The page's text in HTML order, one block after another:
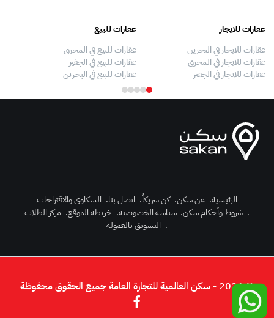
عقارات للايجار
عقارات للايجار في البحرين
عقارات للايجار في المحرق
عقارات للايجار في الجفير
عقارات للبيع
عقارات للبيع في المحرق
عقارات للبيع في الجفير
عقارات للبيع في البحرين
الرئيسية. عن سكن. كن شريكاً. اتصل بنا. الشكاوي والاقتراحات
. شروط وأحكام سكن. سياسة الخصوصية. خريطة الموقع. مركز الطلاب
. التسويق بالعمولة
© 2026 - سكن العالمية للتجارة العامة جميع الحقوق محفوظة